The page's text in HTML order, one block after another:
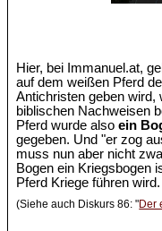
Hier, bei Immanuel.at,
auf dem weißen Pferd
Antichristen geben
biblischen Nachweisen
Pferd wurde alsoein
gegeben. Und "er zog
muss nun aber nicht
Bogen ein Kriegsbogen
Pferd Kriege führen wird.
(Siehe auch Diskurs 86: "Der